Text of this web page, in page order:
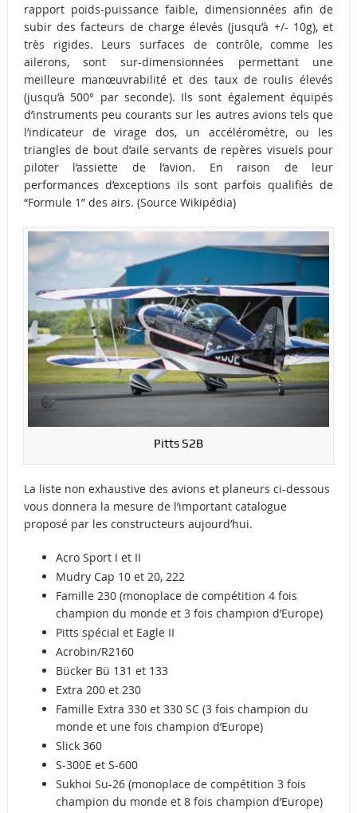
rapport poids-puissance faible, dimensionnées afin de
subir des facteurs de charge élevés (jusqu’à +/- 10g), et
très rigides. Leurs surfaces de contrôle, comme les
ailerons, sont sur-dimensionnées permettant une
meilleure manœuvrabilité et des taux de roulis élevés
(jusqu’à 500° par seconde). Ils sont également équipés
d’instruments peu courants sur les autres avions tels que
l’indicateur de virage dos, un accéléromètre, ou les
triangles de bout d’aile servants de repères visuels pour
piloter l’assiette de l’avion. En raison de leur
performances d’exceptions ils sont parfois qualifiés de
“Formule 1” des airs. (Source Wikipédia)
Pitts S2B
La liste non exhaustive des avions et planeurs ci-dessous
vous donnera la mesure de l’important catalogue
proposé par les constructeurs aujourd’hui.
Acro Sport I et II
Mudry Cap 10 et 20, 222
Famille 230 (monoplace de compétition 4 fois
champion du monde et 3 fois champion d’Europe)
Pitts spécial et Eagle II
Acrobin/R2160
Bücker Bü 131 et 133
Extra 200 et 230
Famille Extra 330 et 330 SC (3 fois champion du
monde et une fois champion d’Europe)
Slick 360
S-300E et S-600
Sukhoi Su-26 (monoplace de compétition 3 fois
champion du monde et 8 fois champion d’Europe)